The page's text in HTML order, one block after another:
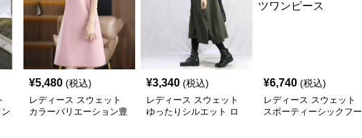
¥5,480 (税込)
レディース スウェット
カラーバリエーション豊
¥3,340 (税込)
レディース スウェット
ゆったりシルエット ロ
¥6,740 (税込)
レディース スウェット
スポーティーシックフー